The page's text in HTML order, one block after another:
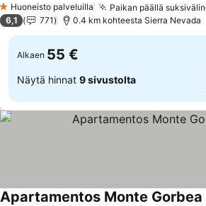
1 Tähtiluokitus
Huoneisto palveluilla Paikan päällä
6,1 771 0.4 km kohteesta Sierra Nevada
Alkaen 55 €
Näytä hinnat 9 sivustolta
Apartamentos Monte Gorbea